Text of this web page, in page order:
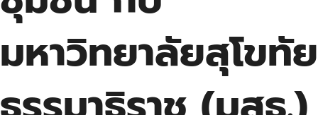
มหาวิทยาลัยสุโขทัย